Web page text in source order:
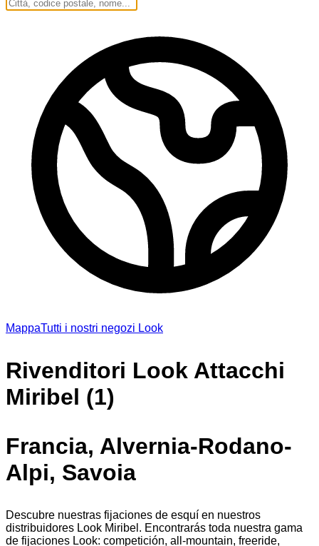
MappaTutti i nostri negozi Look
Rivenditori Look Attacchi
Miribel (1)
Francia, Alvernia-Rodano-
Alpi, Savoia
Descubre nuestras fijaciones de esquí en nuestros
distribuidores Look Miribel. Encontrarás toda nuestra gama
de fijaciones Look: competición, all-mountain, freeride,